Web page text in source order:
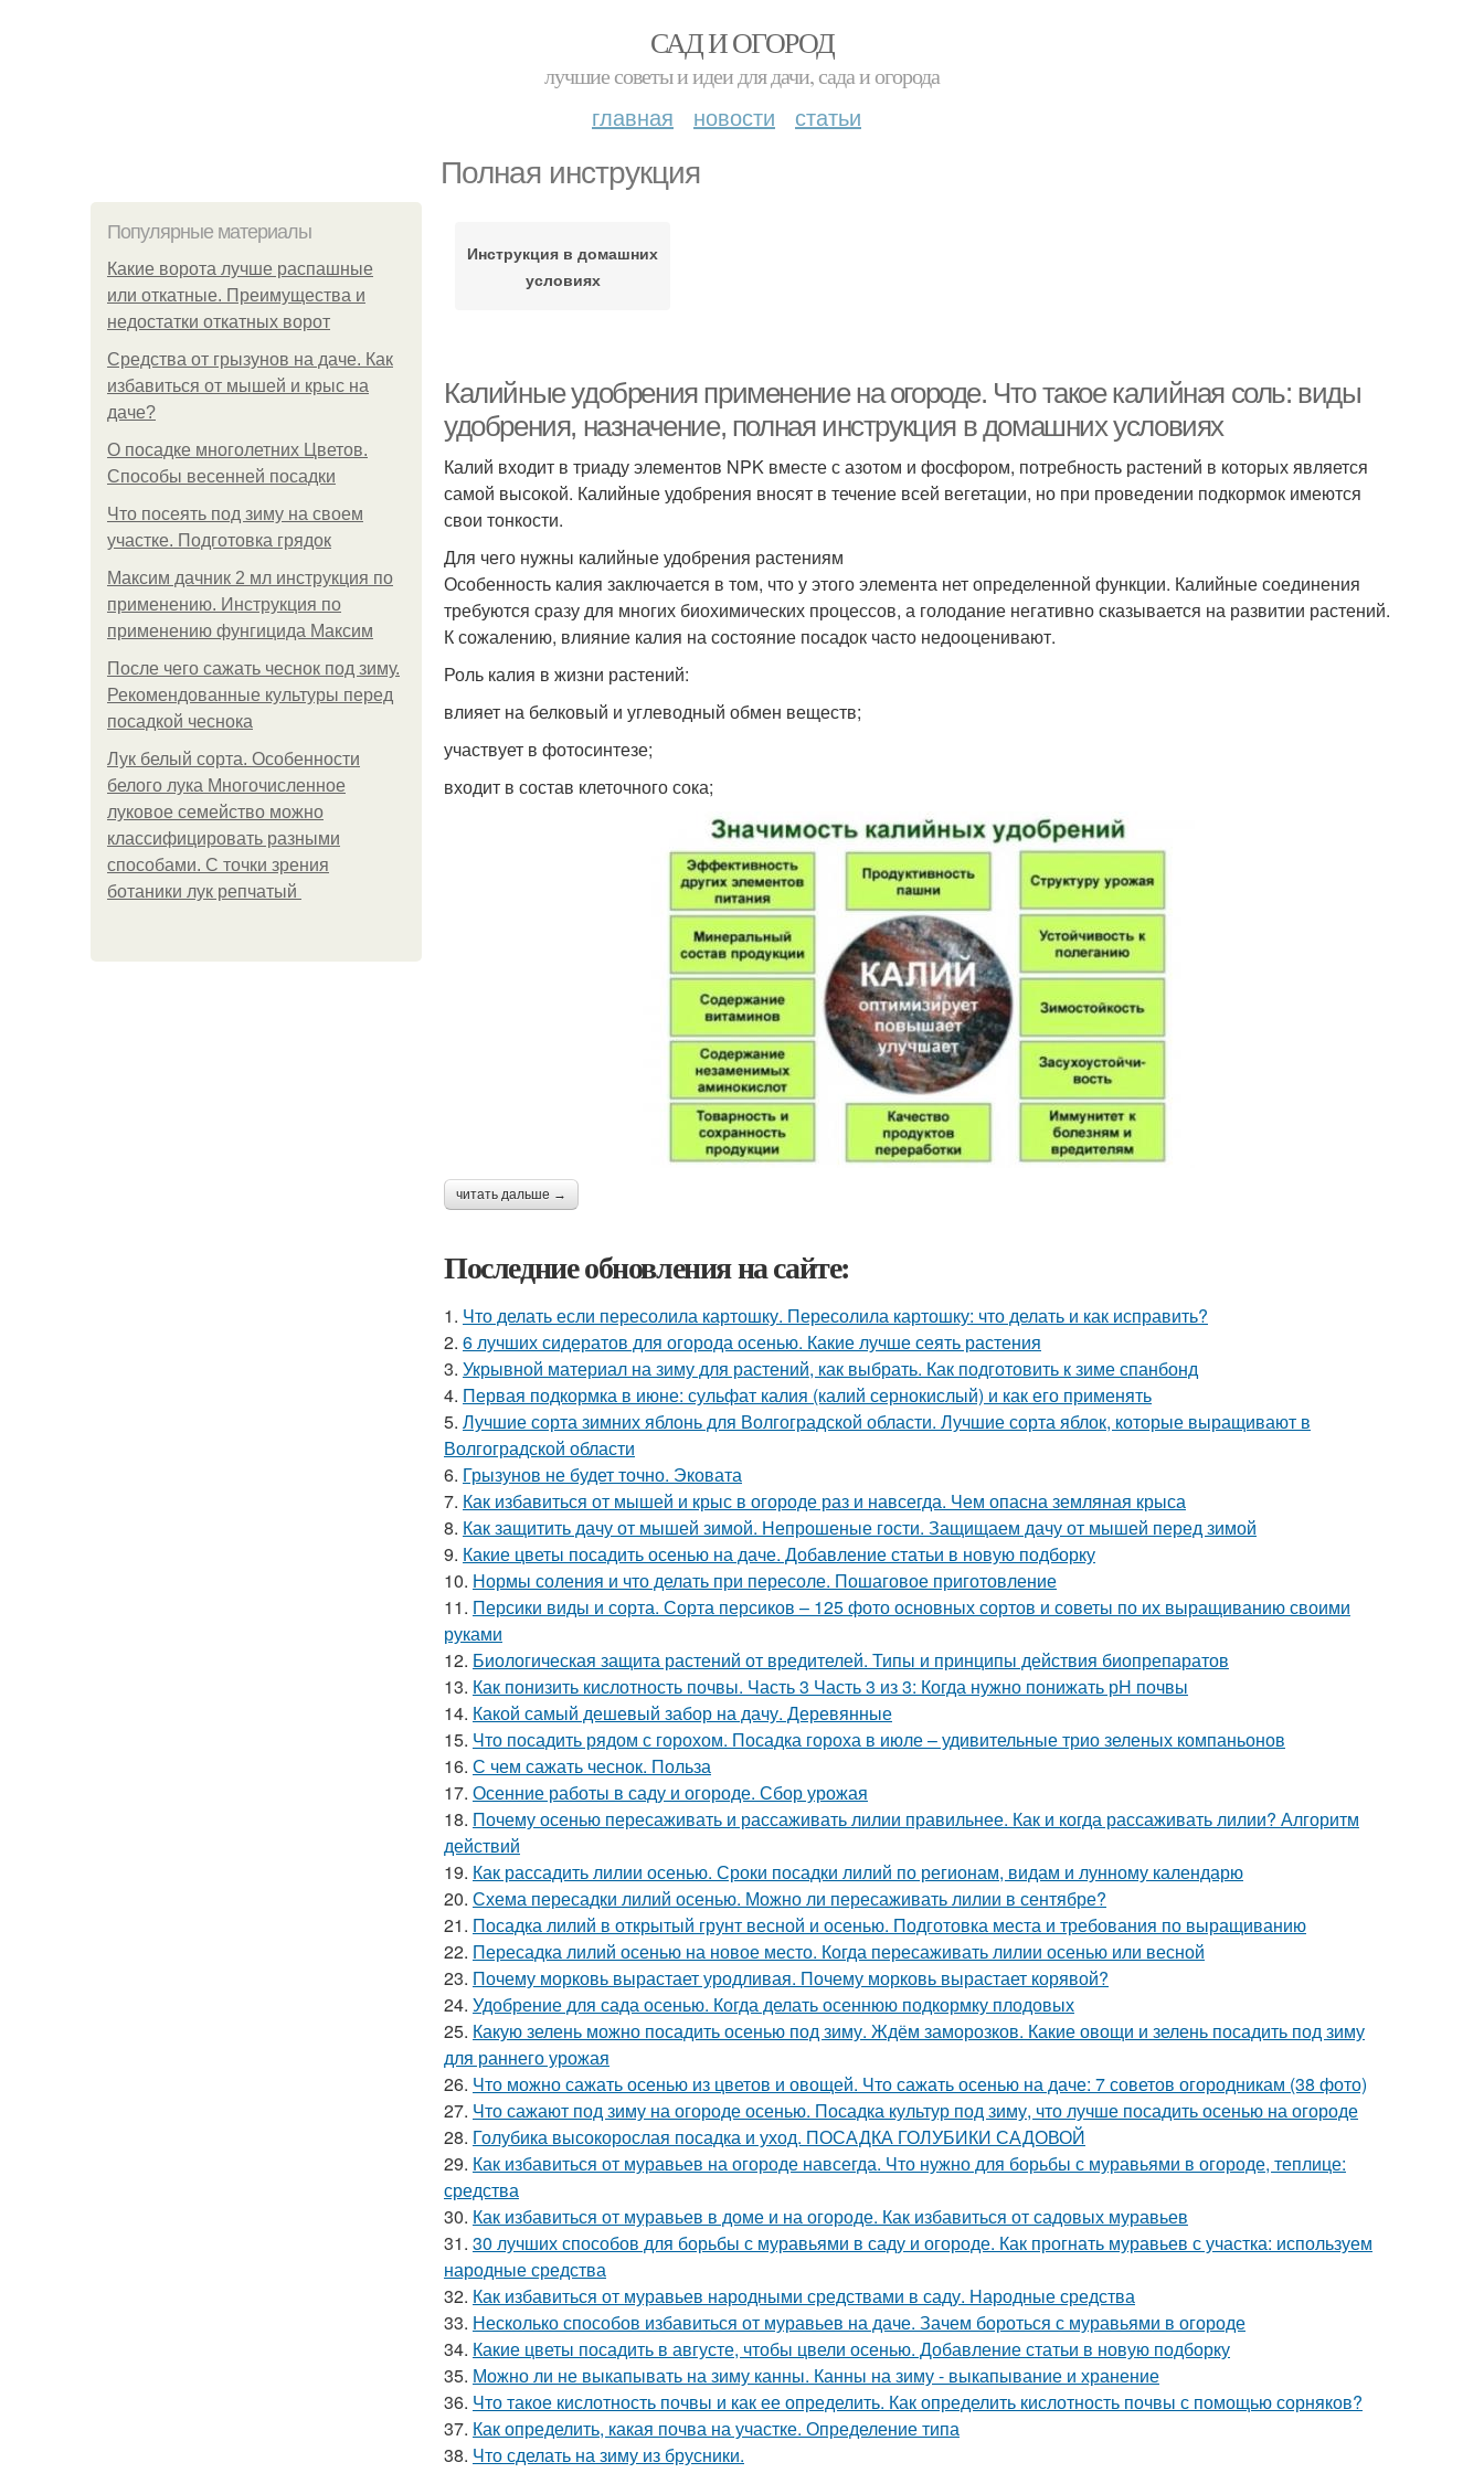
САД И ОГОРОД
лучшие советы и идеи для дачи, сада и огорода
главная новости статьи
Полная инструкция
Популярные материалы
Какие ворота лучше распашные
или откатные. Преимущества и
недостатки откатных ворот
Средства от грызунов на даче. Как
избавиться от мышей и крыс на
даче?
О посадке многолетних Цветов.
Способы весенней посадки
Что посеять под зиму на своем
участке. Подготовка грядок
Максим дачник 2 мл инструкция по
применению. Инструкция по
применению фунгицида Максим
После чего сажать чеснок под зиму.
Рекомендованные культуры перед
посадкой чеснока
Лук белый сорта. Особенности
белого лука Многочисленное
луковое семейство можно
классифицировать разными
способами. С точки зрения
ботаники лук репчатый
Инструкция в домашних
условиях
Калийные удобрения применение на огороде. Что такое калийная соль: виды
удобрения, назначение, полная инструкция в домашних условиях
Калий входит в триаду элементов NPK вместе с азотом и фосфором, потребность растений в которых является
самой высокой. Калийные удобрения вносят в течение всей вегетации, но при проведении подкормок имеются
свои тонкости.
Для чего нужны калийные удобрения растениям
Особенность калия заключается в том, что у этого элемента нет определенной функции. Калийные соединения
требуются сразу для многих биохимических процессов, а голодание негативно сказывается на развитии растений.
К сожалению, влияние калия на состояние посадок часто недооценивают.
Роль калия в жизни растений:
влияет на белковый и углеводный обмен веществ;
участвует в фотосинтезе;
входит в состав клеточного сока;
читать дальше →
Последние обновления на сайте:
1. Что делать если пересолила картошку. Пересолила картошку: что делать и как исправить?
2. 6 лучших сидератов для огорода осенью. Какие лучше сеять растения
3. Укрывной материал на зиму для растений, как выбрать. Как подготовить к зиме спанбонд
4. Первая подкормка в июне: сульфат калия (калий сернокислый) и как его применять
5. Лучшие сорта зимних яблонь для Волгоградской области. Лучшие сорта яблок, которые выращивают в
Волгоградской области
6. Грызунов не будет точно. Эковата
7. Как избавиться от мышей и крыс в огороде раз и навсегда. Чем опасна земляная крыса
8. Как защитить дачу от мышей зимой. Непрошеные гости. Защищаем дачу от мышей перед зимой
9. Какие цветы посадить осенью на даче. Добавление статьи в новую подборку
10. Нормы соления и что делать при пересоле. Пошаговое приготовление
11. Персики виды и сорта. Сорта персиков – 125 фото основных сортов и советы по их выращиванию своими
руками
12. Биологическая защита растений от вредителей. Типы и принципы действия биопрепаратов
13. Как понизить кислотность почвы. Часть 3 Часть 3 из 3: Когда нужно понижать рН почвы
14. Какой самый дешевый забор на дачу. Деревянные
15. Что посадить рядом с горохом. Посадка гороха в июле – удивительные трио зеленых компаньонов
16. С чем сажать чеснок. Польза
17. Осенние работы в саду и огороде. Сбор урожая
18. Почему осенью пересаживать и рассаживать лилии правильнее. Как и когда рассаживать лилии? Алгоритм
действий
19. Как рассадить лилии осенью. Сроки посадки лилий по регионам, видам и лунному календарю
20. Схема пересадки лилий осенью. Можно ли пересаживать лилии в сентябре?
21. Посадка лилий в открытый грунт весной и осенью. Подготовка места и требования по выращиванию
22. Пересадка лилий осенью на новое место. Когда пересаживать лилии осенью или весной
23. Почему морковь вырастает уродливая. Почему морковь вырастает корявой?
24. Удобрение для сада осенью. Когда делать осеннюю подкормку плодовых
25. Какую зелень можно посадить осенью под зиму. Ждём заморозков. Какие овощи и зелень посадить под зиму
для раннего урожая
26. Что можно сажать осенью из цветов и овощей. Что сажать осенью на даче: 7 советов огородникам (38 фото)
27. Что сажают под зиму на огороде осенью. Посадка культур под зиму, что лучше посадить осенью на огороде
28. Голубика высокорослая посадка и уход. ПОСАДКА ГОЛУБИКИ САДОВОЙ
29. Как избавиться от муравьев на огороде навсегда. Что нужно для борьбы с муравьями в огороде, теплице:
средства
30. Как избавиться от муравьев в доме и на огороде. Как избавиться от садовых муравьев
31. 30 лучших способов для борьбы с муравьями в саду и огороде. Как прогнать муравьев с участка: используем
народные средства
32. Как избавиться от муравьев народными средствами в саду. Народные средства
33. Несколько способов избавиться от муравьев на даче. Зачем бороться с муравьями в огороде
34. Какие цветы посадить в августе, чтобы цвели осенью. Добавление статьи в новую подборку
35. Можно ли не выкапывать на зиму канны. Канны на зиму - выкапывание и хранение
36. Что такое кислотность почвы и как ее определить. Как определить кислотность почвы с помощью сорняков?
37. Как определить, какая почва на участке. Определение типа
38. Что сделать на зиму из брусники.